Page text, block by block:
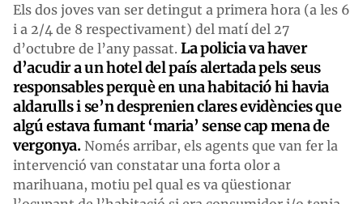
Els dos joves van ser detingut a primera hora (a les 6
i a 2/4 de 8 respectivament) del matí del 27
d’octubre de l’any passat. La policia va haver
d’acudir a un hotel del país alertada pels seus
responsables perquè en una habitació hi havia
aldarulls i se’n desprenien clares evidències que
algú estava fumant ‘maria’ sense cap mena de
vergonya.Només arribar, els agents que van fer la
intervenció van constatar una forta olor a
marihuana, motiu pel qual es va qüestionar